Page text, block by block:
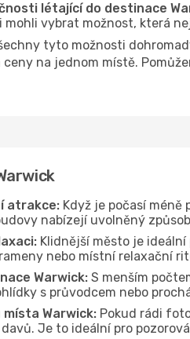
létající do destinace
mohli vybrat možnost, která
tyto možnosti
na jednom místě.
atrakce: Když je počasí
nabízejí uvolněný
Klidnější město je
nebo místní relaxační
Warwick: S menším
s průvodcem nebo
Warwick: Pokud rádi
Je to ideální pro